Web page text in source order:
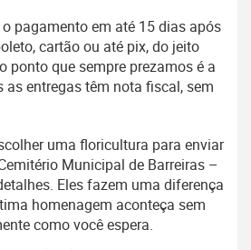
pagamento em até 15 dias após
cartão ou até pix, do jeito
ponto que sempre prezamos é a
entregas têm nota fiscal, sem
uma floricultura para enviar
Municipal de Barreiras –
Eles fazem uma diferença
homenagem aconteça sem
como você espera.